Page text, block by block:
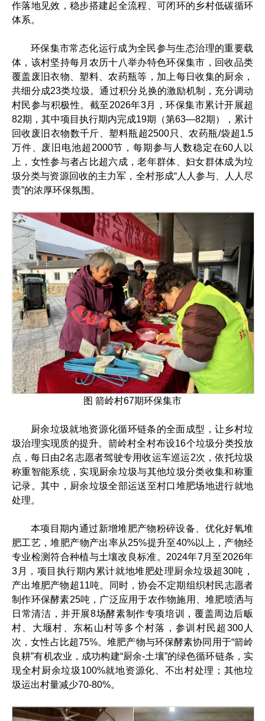
作落地见效，稳步搭建起全流程、可闭环的乡村低碳循环
体系。
环保集市常态化运行成为全民参与生态治理的重要载
体，该村坚持每月农历十八举办特色环保集市，回收品类
覆盖废旧衣物、塑料、农药瓶等，加上每日收集的厨余，
共细分成23类垃圾。通过积分兑换的激励机制，充分调动
村民参与积极性。截至2026年3月，环保集市累计开展超
82期，其中项目执行期内完成19期（第63—82期），累计
回收废旧衣物数千斤、塑料瓶超2500只、农药瓶/袋超1.5
万件、废旧电池超2000节，每期参与人数稳定在60人以
上，女性参与者占比超六成，老年群体、妇女群体成为垃
圾分类与资源回收的主力军，全村形成“人人参与、人人尽
责”的浓厚环保氛围。
图 箭岭村67期环保集市
厨余垃圾就地资源化循环链条的全面成型，让乡村垃
圾治理实现质的提升。箭岭村全村布设16个垃圾分类投放
点，每日由2名志愿者驾驶专用收运车巡运2次，依托垃圾
称重智能系统，实现厨余垃圾与其他垃圾分类收集和称重
记录。其中，厨余垃圾全部运送至村口堆肥场地进行就地
处理。
本项目期内通过新增堆肥产物粉碎设备、优化好氧堆
肥工艺，堆肥产物产出率从25%提升至40%以上，产物经
专业检测符合种植与土壤改良标准。2024年7月至2026年
3月，项目执行期内累计就地堆肥处理厨余垃圾超30吨，
产出堆肥产物超11吨。同时，协会不定期组织村民志愿者
制作环保酵素25吨，广泛应用于农作物施用、堆肥喷洒与
日常清洁，并开展8场酵素制作专项培训，覆盖周边后畈
村、大堰村、东柘山村等多个村落，参训村民超300人
次，女性占比超75%。堆肥产物与环保酵素协同用于“箭岭
良耕”有机农业，成功构建“厨余-土壤”的绿色循环链条，实
现全村厨余垃圾100%就地资源化、不出村处理；其他垃
圾运出村量减少70-80%。